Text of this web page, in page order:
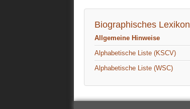
Biographisches Lexikon
Allgemeine Hinweise
Alphabetische Liste (KSCV)
Alphabetische Liste (WSC)